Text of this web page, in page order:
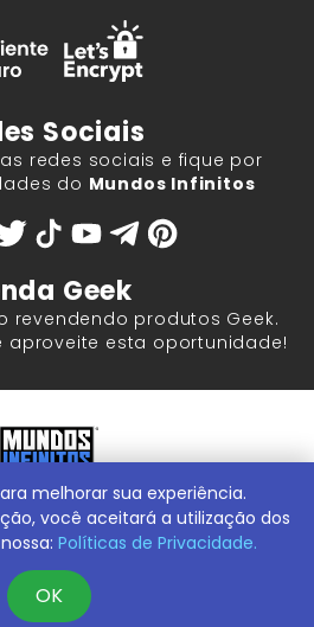
Sociais
redes sociais e fique por
do Mundos Infinitos
Geek
revendendo produtos Geek.
aproveite esta oportunidade!
e Geek Store |ContentStuff
Ltda. CNPJ - 05.859.917/0001-60.
Rua Machado Bitencourt, 291 -
melhorar sua experiência.
você aceitará a utilização dos
Políticas de Privacidade.
OK